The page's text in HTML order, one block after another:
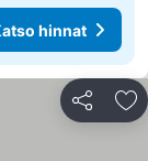
hinnat
Jaa